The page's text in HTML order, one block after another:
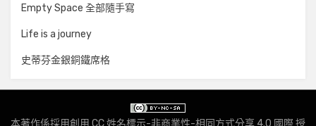
Empty Space 全部隨手寫
Life is a journey
史蒂芬金銀銅鐵席格
本著作係採用創用 CC 姓名標示-非商業性-相同方式分享 4.0 國際 授